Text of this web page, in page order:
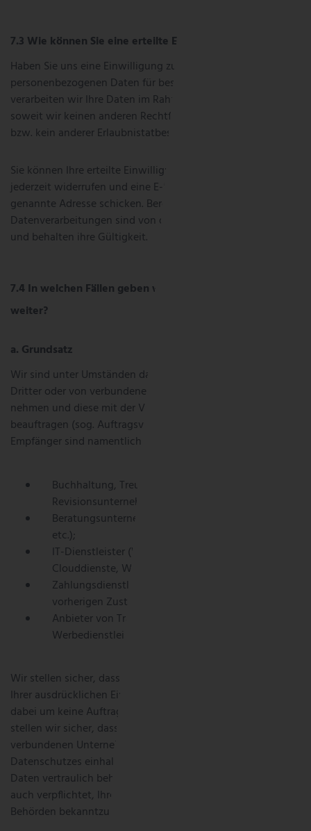
Wie können Sie eine erteilte Einwilligung widerrufen?
Haben Sie uns eine Einwilligung zur Verarbeitung Ihrer
personenbezogenen Daten für bestimmte Zwecke erteilt,
verarbeiten wir Ihre Daten im Rahmen dieser Einwilligung,
soweit wir keinen anderen Rechtfertigungsgrund haben
bzw. kein anderer Erlaubnistatbestand erfüllt ist.
Sie können Ihre erteilte Einwilligung für die Zukunft
jederzeit widerrufen und eine E-Mail an die im Impressum
genannte Adresse schicken. Bereits erfolgte
Datenverarbeitungen sind von dem Widerruf nicht betroffen
und behalten ihre Gültigkeit.
In welchen Fällen geben wir Ihre Daten an Dritte
weiter?
a. Grundsatz
Wir sind unter Umständen darauf angewiesen, die Dienste
Dritter oder von verbundenen Unternehmen in Anspruch zu
nehmen und diese mit der Verarbeitung Ihrer Daten zu
beauftragen (sog. Auftragsverarbeiter). Kategorien der
Empfänger sind namentlich:
Buchhaltung, Treuhand und
Revisionsunternehmens;
Beratungsunternehmen (Rechtsberatung, Steuern
etc.);
IT-Dienstleister (Webhosting, Support,
Clouddienste, Webseitengestaltung etc.);
Zahlungsdienstleister (ausschließlich nach Ihrer
vorherigen Zustimmung);
Anbieter von Tracking-, Conversion- und
Werbedienstleistungen.
Wir stellen sicher, dass eine Weitergabe der Daten nur mit
Ihrer ausdrücklichen Einwilligung erfolgt, sofern es sich
dabei um keine Auftragsdatenverarbeitung handelt. Zudem
stellen wir sicher, dass diese Dritten und unsere
verbundenen Unternehmen die Voraussetzungen des
Datenschutzes einhalten und Ihre personenbezogenen
Daten vertraulich behandeln. Unter Umständen sind wir
auch verpflichtet, Ihre personenbezogenen Daten an
Behörden bekanntzugeben.